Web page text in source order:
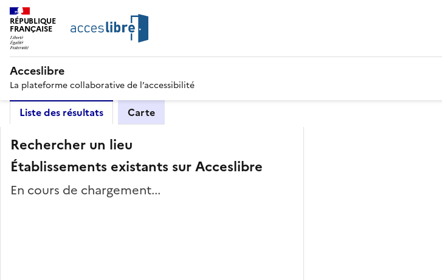
RÉPUBLIQUE
FRANÇAISE
Acceslibre
La plateforme collaborative de l’accessibilité
Liste des résultats Carte
Rechercher un lieu
Établissements existants sur Acceslibre
En cours de chargement...